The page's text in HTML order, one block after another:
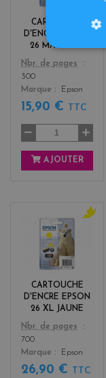
CARTOUCHE
D'ENCRE EPSON
26 MAGENTA
Color
Nbr. de pages
300
Marque
Epson
15,90 € TTC
AJOUTER
CARTOUCHE
D'ENCRE EPSON
26 XL JAUNE
Color
o
w
Nbr. de pages
700
Marque
Epson
26,90 € TTC